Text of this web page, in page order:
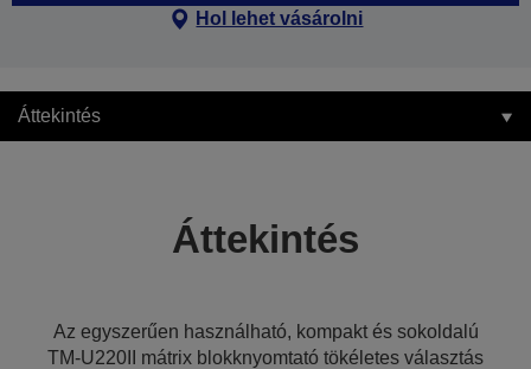
Hol lehet vásárolni
Áttekintés
Áttekintés
Az egyszerűen használható, kompakt és sokoldalú
TM-U220II mátrix blokknyomtató tökéletes választás